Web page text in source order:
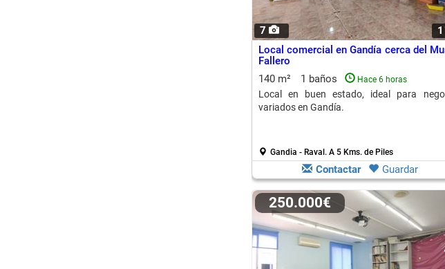
7 1
Local comercial en Gandía cerca del
Fallero
140 m²
1 baños Hace 6 horas
Local en buen estado, ideal para
variados en Gandía.
Gandia - Raval. A 5 Kms. de Piles
Contactar Guardar
250.000€